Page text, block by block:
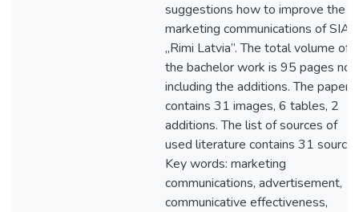
suggestions how to improve the
marketing communications of SIA
„Rimi Latvia”. The total volume of
the bachelor work is 95 pages not
including the additions. The paper
contains 31 images, 6 tables, 2
additions. The list of sources of
used literature contains 31
Key words: marketing
communications, advertisement,
communicative effectiveness,